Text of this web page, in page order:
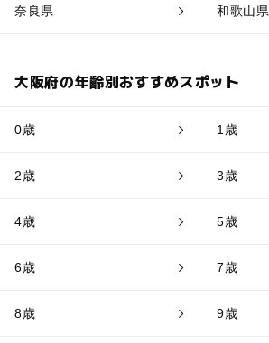
奈良県 和歌山県
大阪府の年齢別おすすめスポット
0歳 1歳
2歳 3歳
4歳 5歳
6歳 7歳
8歳 9歳